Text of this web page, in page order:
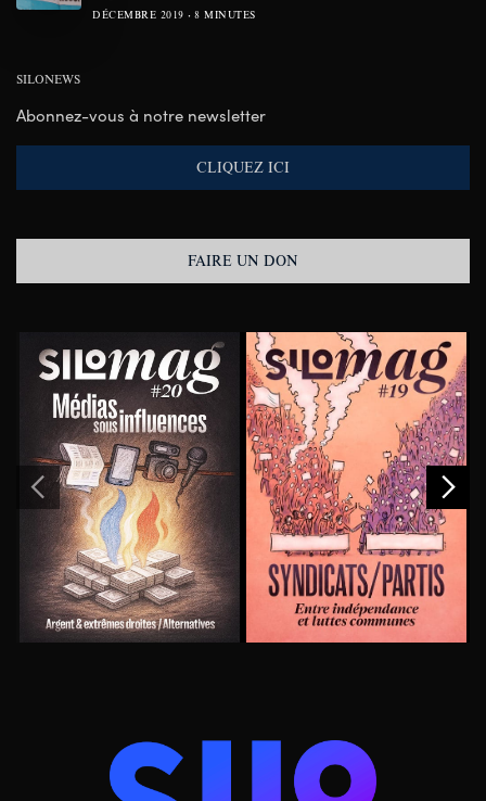
DÉCEMBRE 2019 8 MINUTES
SILONEWS
Abonnez-vous à notre newsletter
CLIQUEZ ICI
FAIRE UN DON